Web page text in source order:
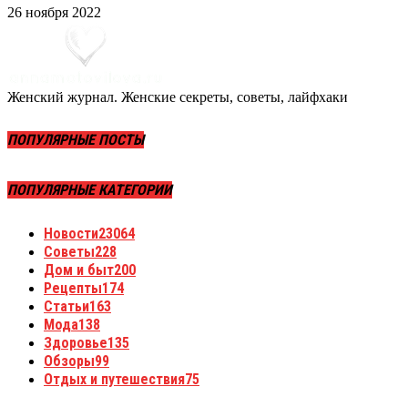
26 ноября 2022
Женский журнал. Женские секреты, советы, лайфхаки
ПОПУЛЯРНЫЕ ПОСТЫ
ПОПУЛЯРНЫЕ КАТЕГОРИИ
Новости23064
Советы228
Дом и быт200
Рецепты174
Статьи163
Мода138
Здоровье135
Обзоры99
Отдых и путешествия75